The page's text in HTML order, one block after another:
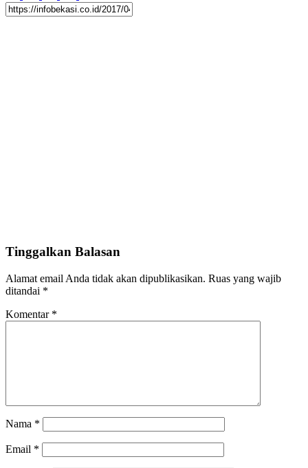
Tinggalkan Balasan
Alamat email Anda tidak akan dipublikasikan. Ruas yang wajib
ditandai *
Komentar *
Nama *
Email *